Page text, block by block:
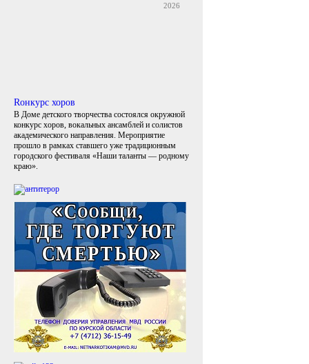
2026
Rонкурс хоров
В Доме детского творчества состоялся окружной
конкурс хоров, вокальных ансамблей и солистов
академического направления. Мероприятие
прошло в рамках ставшего уже традиционным
городского фестиваля «Наши таланты — родному
краю».